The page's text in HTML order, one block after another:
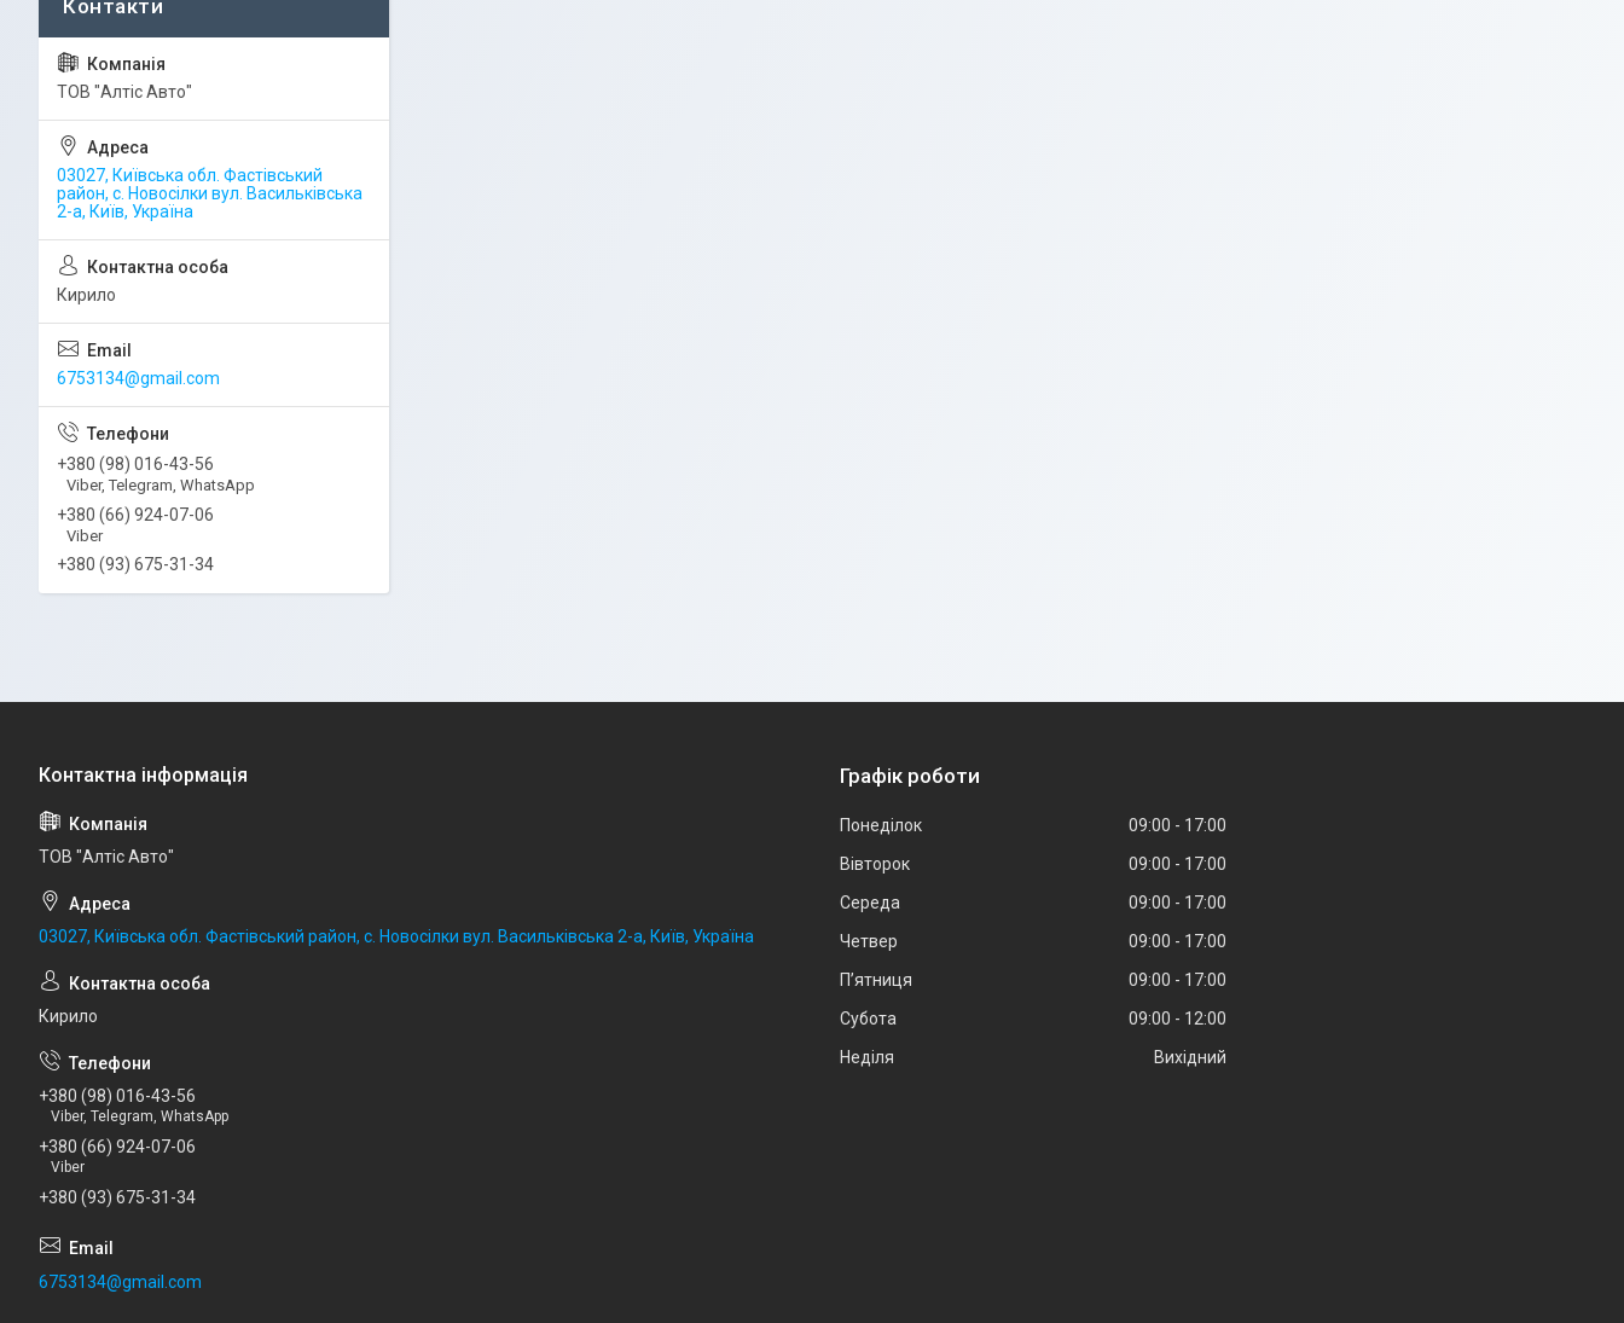
ТОВ "Алтіс Авто"
03027, Київська обл. Фастівський
район, с. Новосілки вул. Васильківська
2-а, Київ, Україна
Кирило
6753134@gmail.com
+380 (98) 016-43-56
Viber, Telegram, WhatsApp
+380 (66) 924-07-06
Viber
+380 (93) 675-31-34
ТОВ "Алтіс Авто"
03027, Київська обл. Фастівський район, с. Новосілки вул. Васильківська 2-а, Київ, Україна
Кирило
+380 (98) 016-43-56
Viber, Telegram, WhatsApp
+380 (66) 924-07-06
Viber
+380 (93) 675-31-34
6753134@gmail.com
Графік роботи
Понеділок 09:00
17:00
Вівторок
09:00
17:00
Середа
09:00
17:00
Четвер
09:00
17:00
Пʼятниця
09:00
17:00
Субота
09:00
12:00
Неділя
Вихідний